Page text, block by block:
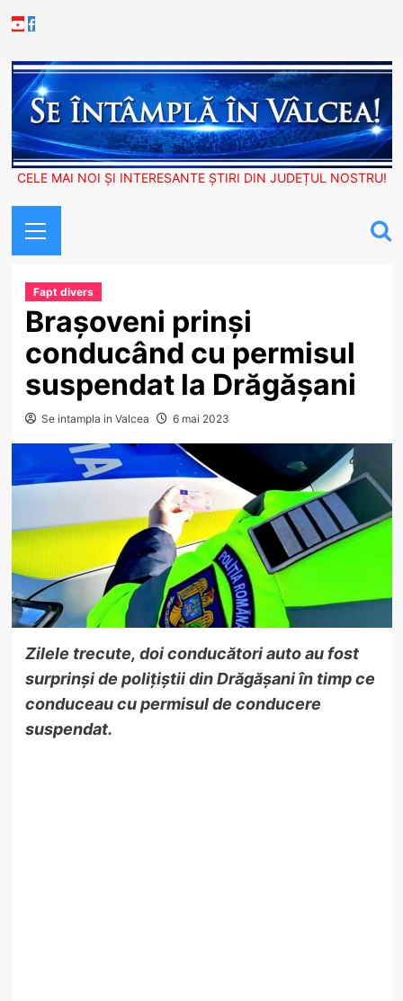
to
Youtube
Facebook
CELE MAI NOI ȘI INTERESANTE ȘTIRI DIN JUDEȚUL NOSTRU!
Menu
Fapt divers
Brașoveni prinși
conducând cu permisul
suspendat la Drăgășani
Se intampla in Valcea 6 mai 2023
Zilele trecute, doiconducători auto au fost
surprinșide polițiștii din Drăgășaniîn timp ce
conduceau cupermisul de conducere
suspendat.